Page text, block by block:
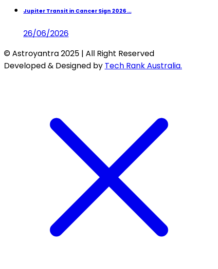
Jupiter Transit in Cancer Sign 2026 ...
26/06/2026
© Astroyantra 2025 | All Right Reserved
Developed & Designed by Tech Rank Australia.